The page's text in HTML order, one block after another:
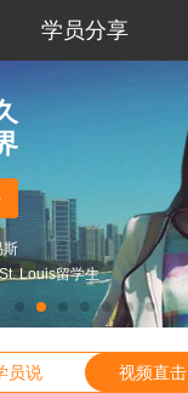
学员分享
斯
Louis留学生
员说 视频直击